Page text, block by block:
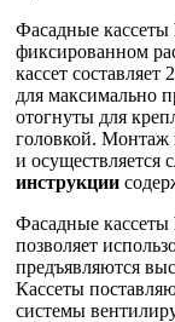
Фасадные кассеты
фиксированном
кассет
для максимально
отогнуты для
головкой. Монтаж
и осуществляется
инструкции
Фасадные кассеты
позволяет
предъявляются
Кассеты
системы